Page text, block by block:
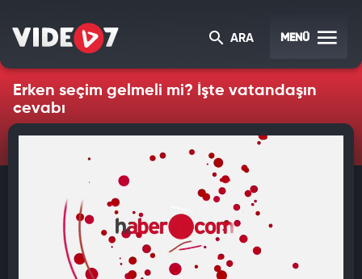
ARA MENÜ
Erken seçim gelmeli mi? İşte vatandaşın
cevabı